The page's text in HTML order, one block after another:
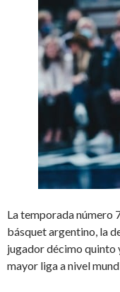
La temporada número
básquet argentino, la
jugador décimo quinto
mayor liga a nivel